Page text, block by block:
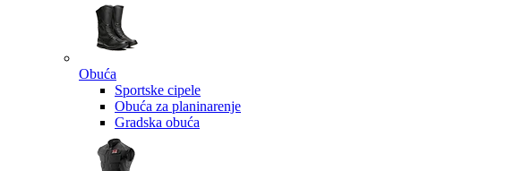
Obuća
Sportske cipele
Obuća za planinarenje
Gradska obuća